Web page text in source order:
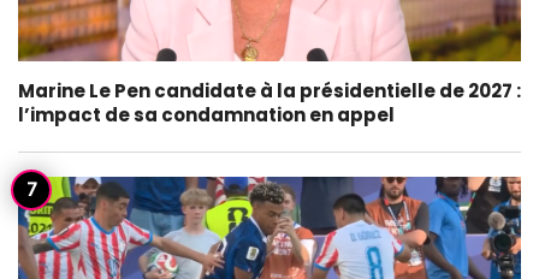
Marine Le Pen candidate à la présidentielle de 2027 :
l’impact de sa condamnation en appel